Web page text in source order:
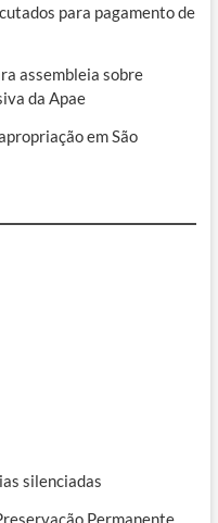
para pagamento de
assembleia sobre
da Apae
em São
silenciadas
Permanente